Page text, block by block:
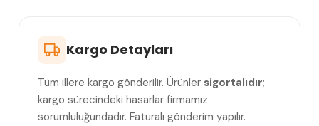
Kargo Detayları
Tüm illere kargo gönderilir. Ürünler sigortalıdır;
kargo sürecindeki hasarlar firmamız
sorumluluğundadır. Faturalı gönderim yapılır.